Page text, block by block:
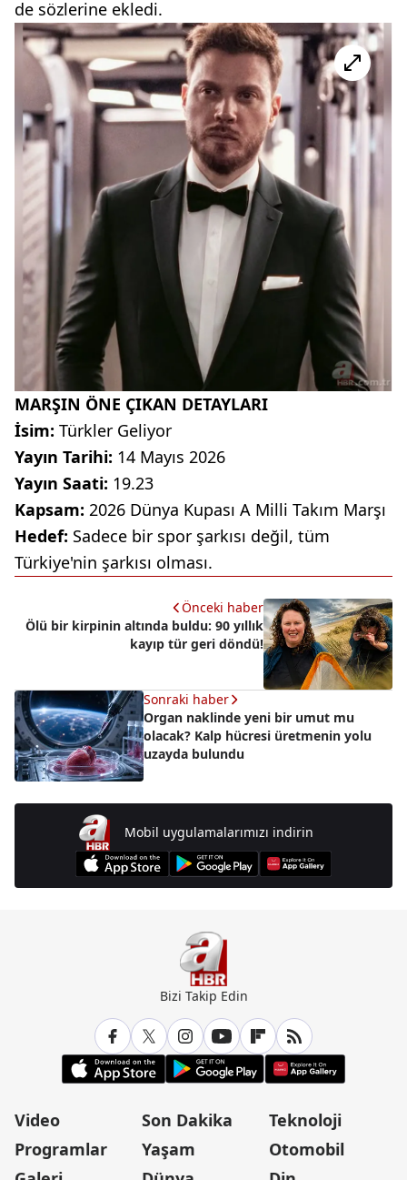
de sözlerine ekledi.
MARŞIN ÖNE ÇIKAN DETAYLARI
İsim: Türkler Geliyor
Yayın Tarihi: 14 Mayıs 2026
Yayın Saati: 19.23
Kapsam: 2026 Dünya Kupası A Milli Takım Marşı
Hedef: Sadece bir spor şarkısı değil, tüm
Türkiye'nin şarkısı olması.
Önceki haber
Ölü bir kirpinin altında buldu: 90 yıllık
kayıp tür geri döndü!
Sonraki haber
Organ naklinde yeni bir umut mu
olacak? Kalp hücresi üretmenin yolu
uzayda bulundu
Mobil uygulamalarımızı indirin
Bizi Takip Edin
Video
Programlar
Son Dakika
Yaşam
Teknoloji
Otomobil